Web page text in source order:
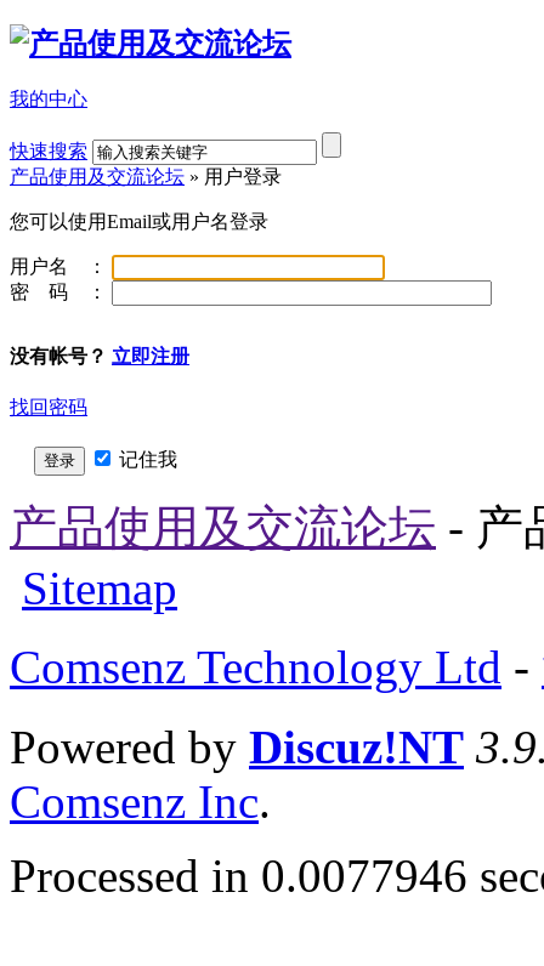
我的中心
快速搜索
产品使用及交流论坛 » 用户登录
您可以使用Email或用户名登录
用户名 ：
密 码 ：
没有帐号？ 立即注册
找回密码
登录 记住我
产品使用及交流论坛 - 产
Sitemap
Comsenz Technology Ltd -
Powered by Discuz!NT
Comsenz Inc.
Processed in 0.0077946